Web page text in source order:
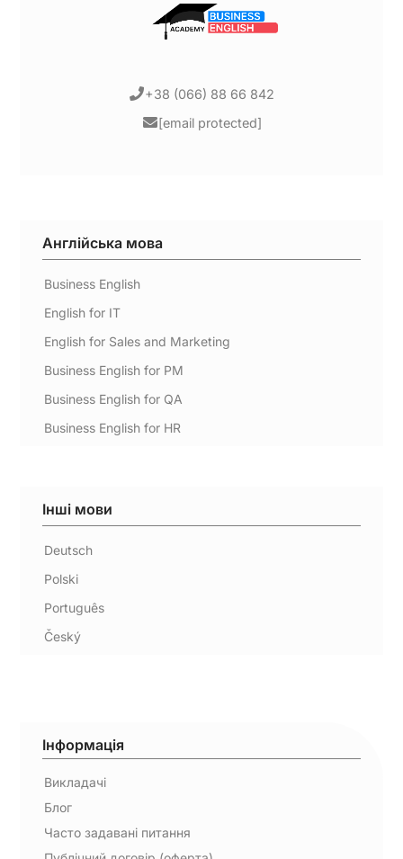
+38 (066) 88 66 842
[email protected]
Англійська мова
Business English
English for IT
English for Sales and Marketing
Business English for PM
Business English for QA
Business English for HR
Інші мови
Deutsch
Polski
Português
Český
Інформація
Викладачі
Блог
Часто задавані питання